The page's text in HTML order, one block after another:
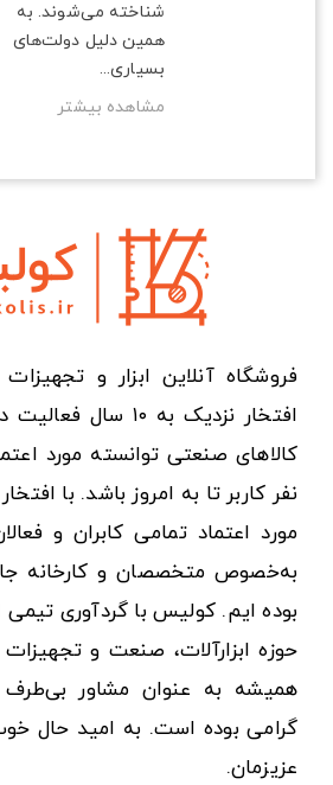
شناخته می‌شوند. به
همین دلیل دولت‌های
بسیاری...
مشاهده بیشتر
فروشگاه آنلاین ابزار و
افتخار نزدیک به ۱۰
نفر کاربر تا به امروز باشد. با
مورد اعتماد تمامی کابران و
به‌خصوص متخصصان و کارخانه
بوده ایم. کولیس با گردآوری
حوزه ابزارآلات، صنعت و
همیشه به عنوان مشاور بی‌طرف
گرامی بوده است. به امید حال
عزیزمان.